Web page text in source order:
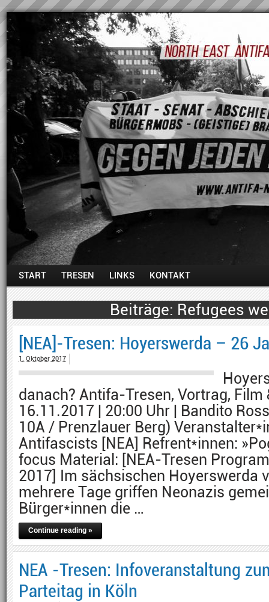
START TRESEN LINKS KONTAKT
Refugees
[NEA]-Tresen: Hoyerswerda – 26
1. Oktober 2017
danach? Antifa-Tresen, Vortrag, Film
16.11.2017 | 20:00 Uhr | Bandito
10A / Prenzlauer Berg)
Antifascists [NEA] Refrent*innen:
focus Material: [NEA-Tresen
2017] Im sächsischen Hoyerswerda
mehrere Tage griffen Neonazis
Bürger*innen die …
Continue reading »
NEA -Tresen: Infoveranstaltung
Parteitag in Köln